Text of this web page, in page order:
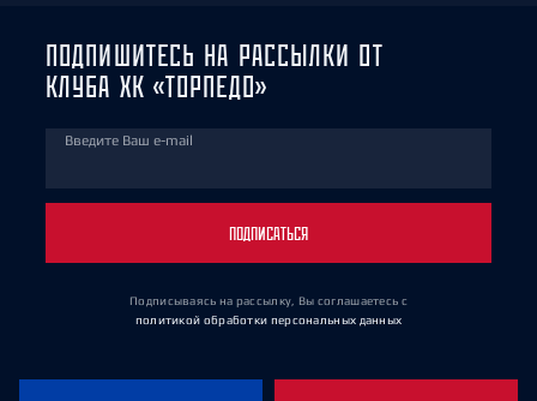
ПОДПИШИТЕСЬ НА РАССЫЛКИ ОТ
КЛУБА ХК «ТОРПЕДО»
Введите Ваш e-mail
ПОДПИСАТЬСЯ
Подписываясь на рассылку, Вы соглашаетесь с
политикой обработки персональных данных